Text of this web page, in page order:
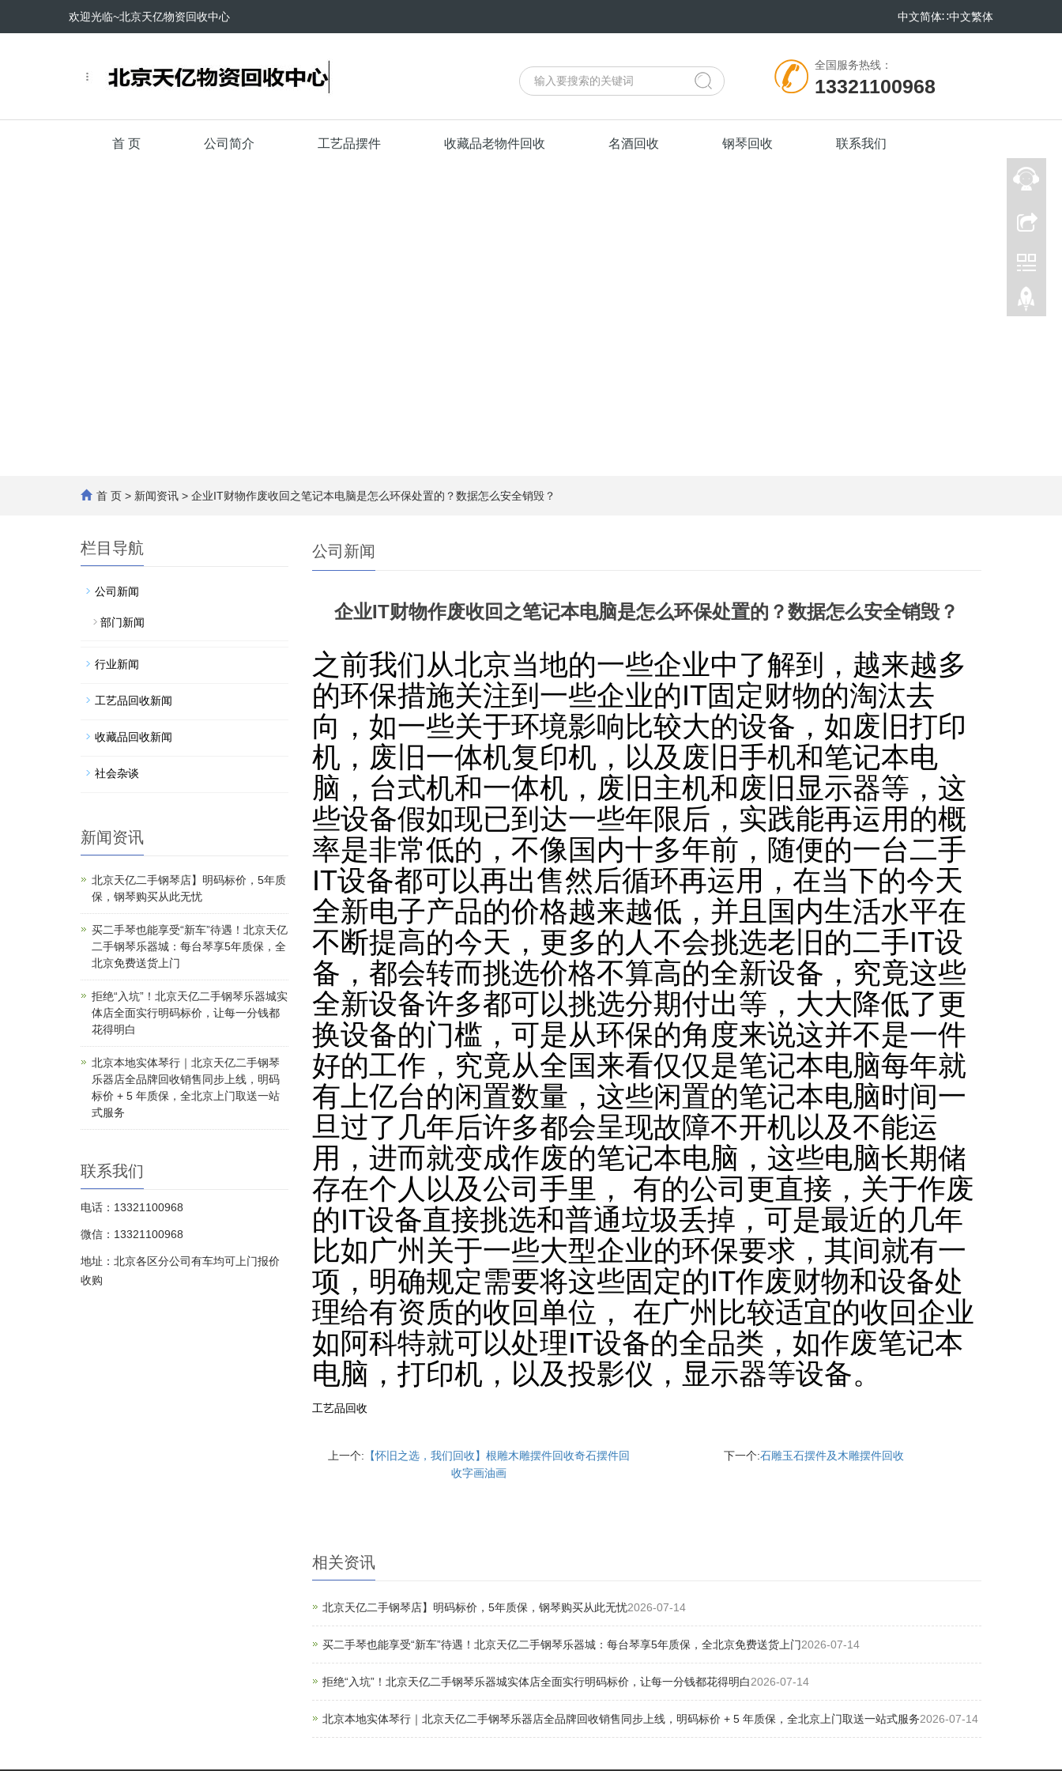
欢迎光临~北京天亿物资回收中心 中文繁体
∷
中文简体
全国服务热线：
13321100968
首 页 公司简介 工艺品摆件 收藏品老物件回收 名酒回收 钢琴回收 联系我们
首 页 > 新闻资讯 > 企业IT财物作废收回之笔记本电脑是怎么环保处置的？数据怎么安全销毁？
公司新闻
企业IT财物作废收回之笔记本电脑是怎么环保处置的？数据怎么安全销毁？
之前我们从北京当地的一些企业中了解到，越来越多
的环保措施关注到一些企业的IT固定财物的淘汰去
向，如一些关于环境影响比较大的设备，如废旧打印
机，废旧一体机复印机，以及废旧手机和笔记本电
脑，台式机和一体机，废旧主机和废旧显示器等，这
些设备假如现已到达一些年限后，实践能再运用的概
率是非常低的，不像国内十多年前，随便的一台二手
IT设备都可以再出售然后循环再运用，在当下的今天
全新电子产品的价格越来越低，并且国内生活水平在
不断提高的今天，更多的人不会挑选老旧的二手IT设
备，都会转而挑选价格不算高的全新设备，究竟这些
全新设备许多都可以挑选分期付出等，大大降低了更
换设备的门槛，可是从环保的角度来说这并不是一件
好的工作，究竟从全国来看仅仅是笔记本电脑每年就
有上亿台的闲置数量，这些闲置的笔记本电脑时间一
旦过了几年后许多都会呈现故障不开机以及不能运
用，进而就变成作废的笔记本电脑，这些电脑长期储
存在个人以及公司手里， 有的公司更直接，关于作废
的IT设备直接挑选和普通垃圾丢掉，可是最近的几年
比如广州关于一些大型企业的环保要求，其间就有一
项，明确规定需要将这些固定的IT作废财物和设备处
理给有资质的收回单位， 在广州比较适宜的收回企业
如阿科特就可以处理IT设备的全品类，如作废笔记本
电脑，打印机，以及投影仪，显示器等设备。
工艺品回收
上一个: 【怀旧之选，我们回收】根雕木雕摆件回收奇石摆件回
收字画油画
下一个:石雕玉石摆件及木雕摆件回收
相关资讯
北京天亿二手钢琴店】明码标价，5年质保，钢琴购买从此无忧2026-07-14
买二手琴也能享受“新车”待遇！北京天亿二手钢琴乐器城：每台琴享5年质保，全北京免费送货上门2026-07-14
拒绝“入坑”！北京天亿二手钢琴乐器城实体店全面实行明码标价，让每一分钱都花得明白2026-07-14
北京本地实体琴行｜北京天亿二手钢琴乐器店全品牌回收销售同步上线，明码标价 + 5 年质保，全北京上门取送一站式服务2026-07-14
栏目导航
公司新闻
部门新闻
行业新闻
工艺品回收新闻
收藏品回收新闻
社会杂谈
新闻资讯
北京天亿二手钢琴店】明码标价，5年质
保，钢琴购买从此无忧
买二手琴也能享受“新车”待遇！北京天亿
二手钢琴乐器城：每台琴享5年质保，全
北京免费送货上门
拒绝“入坑”！北京天亿二手钢琴乐器城实
体店全面实行明码标价，让每一分钱都
花得明白
北京本地实体琴行｜北京天亿二手钢琴
乐器店全品牌回收销售同步上线，明码
标价 + 5 年质保，全北京上门取送一站
式服务
联系我们
电话：13321100968
微信：13321100968
地址：北京各区分公司有车均可上门报价
收购